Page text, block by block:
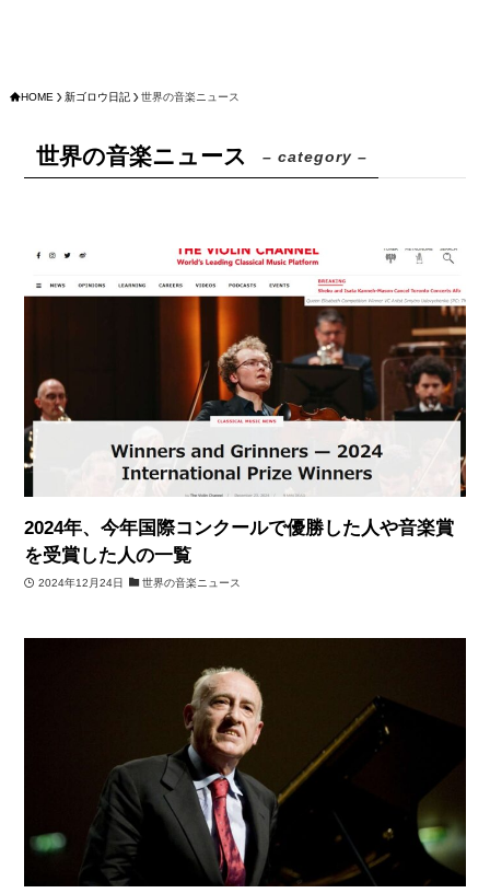
HOME 新ゴロウ日記 世界の音楽ニュース
世界の音楽ニュース – category –
2024年、今年国際コンクールで優勝した人や音楽賞
を受賞した人の一覧
2024年12月24日 世界の音楽ニュース